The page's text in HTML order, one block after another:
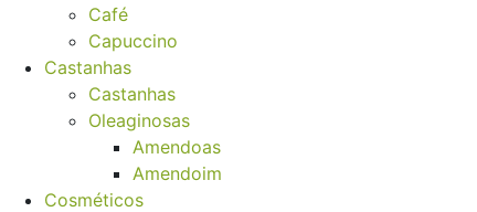
Café
Capuccino
Castanhas
Castanhas
Oleaginosas
Amendoas
Amendoim
Cosméticos